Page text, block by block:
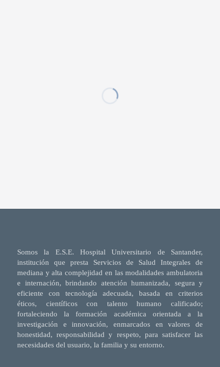
Somos la E.S.E. Hospital Universitario de Santander,
institución que presta Servicios de Salud Integrales de
mediana y alta complejidad en las modalidades ambulatoria
e internación, brindando atención humanizada, segura y
eficiente con tecnología adecuada, basada en criterios
éticos, científicos con talento humano calificado;
fortaleciendo la formación académica orientada a la
investigación e innovación, enmarcados en valores de
honestidad, responsabilidad y respeto, para satisfacer las
necesidades del usuario, la familia y su entorno.